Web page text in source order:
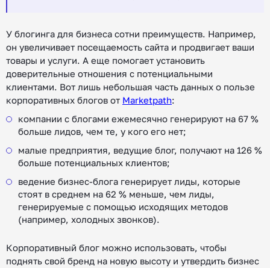
У блогинга для бизнеса сотни преимуществ. Например,
он увеличивает посещаемость сайта и продвигает ваши
товары и услуги. А еще помогает установить
доверительные отношения с потенциальными
клиентами. Вот лишь небольшая часть данных о пользе
корпоративных блогов от Marketpath:
компании с блогами ежемесячно генерируют на 67 %
больше лидов, чем те, у кого его нет;
малые предприятия, ведущие блог, получают на 126 %
больше потенциальных клиентов;
ведение бизнес-блога генерирует лиды, которые
стоят в среднем на 62 % меньше, чем лиды,
генерируемые с помощью исходящих методов
(например, холодных звонков).
Корпоративный блог можно использовать, чтобы
поднять свой бренд на новую высоту и утвердить бизнес